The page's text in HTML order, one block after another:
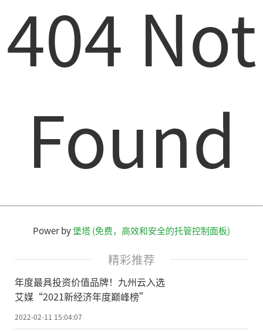
404 Not
Found
Power by堡塔 (免费，高效和安全的托管控制面板)
精彩推荐
年度最具投资价值品牌！九州云入选
艾媒“2021新经济年度巅峰榜”
2022-02-11 15:04:07